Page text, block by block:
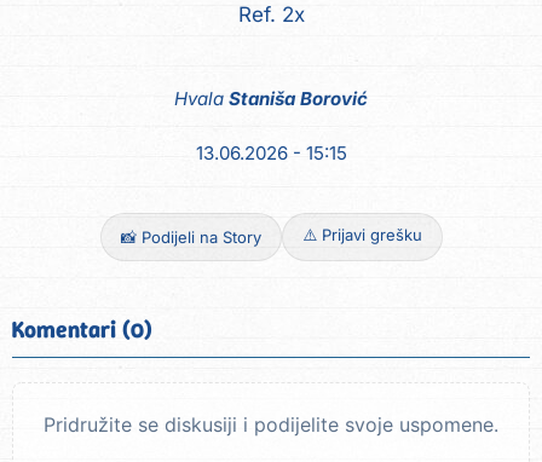
Ref. 2x
Hvala Staniša Borović
13.06.2026 - 15:15
📸 Podijeli na Story ⚠️ Prijavi grešku
Komentari (0)
Pridružite se diskusiji i podijelite svoje uspomene.